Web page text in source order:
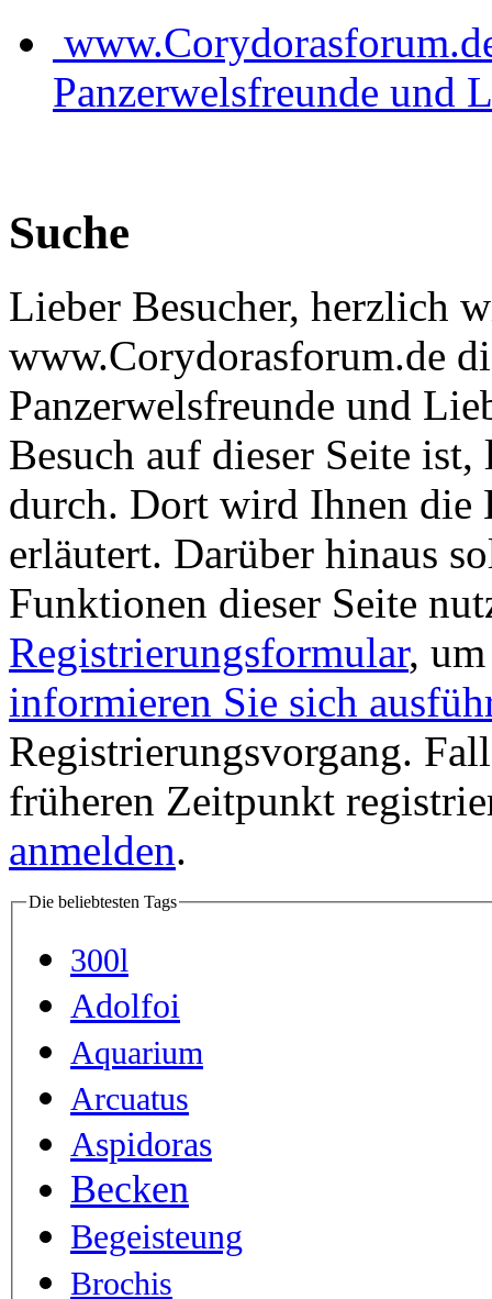
Panzerwelsfreunde und
Suche
Lieber Besucher, herzlich
www.Corydorasforum.de
Panzerwelsfreunde und
Besuch auf dieser Seite
durch. Dort wird Ihnen die
erläutert. Darüber hinaus
Funktionen dieser Seite
Registrierungsformular,
informieren Sie sich
Registrierungsvorgang.
früheren Zeitpunkt
anmelden.
Die beliebtesten Tags
300l
Adolfoi
Aquarium
Arcuatus
Aspidoras
Becken
Begeisteung
Brochis